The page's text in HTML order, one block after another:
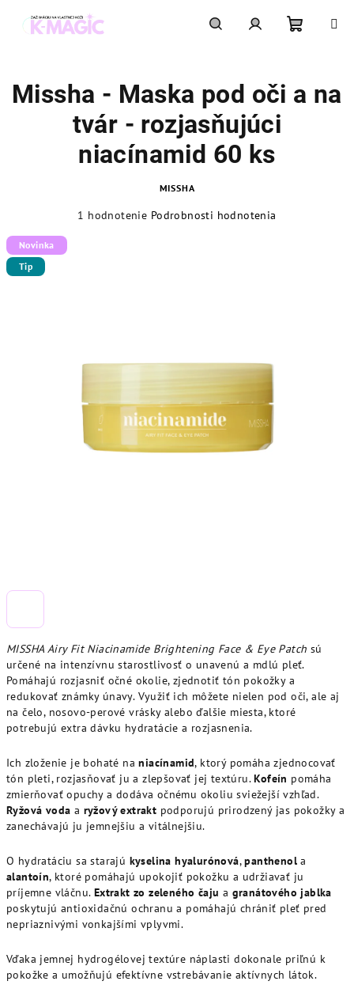
košík
MISSHA Airy Fit Niacinamide Brightening Face & Eye Patch sú
určené na intenzívnu starostlivosť o unavenú a mdlú pleť.
Pomáhajú rozjasniť očné okolie, zjednotiť tón pokožky a
redukovať známky únavy. Využiť ich môžete nielen pod oči, ale aj
na čelo, nosovo-perové vrásky alebo ďalšie miesta, ktoré
potrebujú extra dávku hydratácie a rozjasnenia.
Ich zloženie je bohaté naniacínamid, ktorý pomáha zjednocovať
tón pleti, rozjasňovať ju a zlepšovať jej textúru.Kofeín pomáha
zmierňovať opuchy a dodáva očnému okoliu sviežejší vzhľad.
Ryžová voda a ryžový extrakt podporujú prirodzený jas pokožky a
zanechávajú ju jemnejšiu a vitálnejšiu.
O hydratáciu sa starajú kyselina hyalurónová,panthenol a
alantoín, ktoré pomáhajú upokojiť pokožku a udržiavať ju
príjemne vláčnu. Extrakt zo zeleného čaju a granátového jablka
poskytujú antioxidačnú ochranu a pomáhajú chrániť pleť pred
nepriaznivými vonkajšími vplyvmi.
Vďaka jemnej hydrogélovej textúre náplasti dokonale priľnú k
pokožke a umožňujú efektívne vstrebávanie aktívnych látok.
Missha - Maska pod oči a na
tvár - rozjasňujúci
niacínamid 60 ks
MISSHA
produktu
je
5,0
1 hodnotenie Podrobnosti hodnotenia
Novinka
Tip